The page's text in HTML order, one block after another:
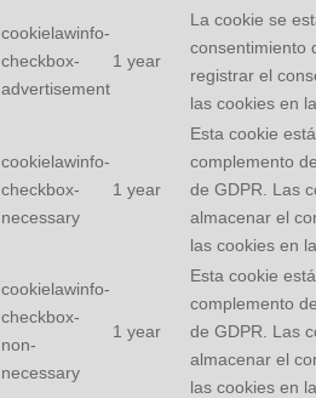
cookielawinfo-
checkbox-
advertisement
1 year
La cookie se
consentimiento
registrar el
las cookies en
cookielawinfo-
checkbox-
necessary
1 year
Esta cookie
complemento
de GDPR. Las
almacenar el
las cookies en
cookielawinfo-
checkbox-
non-
necessary
1 year
Esta cookie
complemento
de GDPR. Las
almacenar el
las cookies en